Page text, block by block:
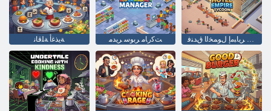
ﺔﻳﺬﻏﺃ ﺔﻠﻗﺎﻧ ﺖﻛﺭﺎﻣ ﺮﺑﻮﺳ ﺮﻳﺪﻣ ﻥﻮﻜﻳﺎﺗ ﺮﻳﺎﺒﻣﺇ ﻝﻮﻤﺨﻟﺍ ﻕﺪﻨﻓ